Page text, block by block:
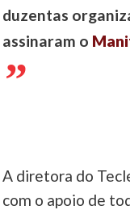
duzentas
assinaram o
A diretora do
com o apoio de